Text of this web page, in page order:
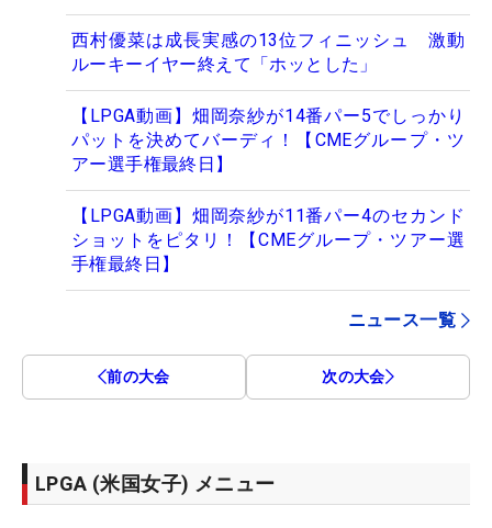
西村優菜は成長実感の13位フィニッシュ 激動
ルーキーイヤー終えて「ホッとした」
【LPGA動画】畑岡奈紗が14番パー5でしっかり
パットを決めてバーディ！【CMEグループ・ツ
アー選手権最終日】
【LPGA動画】畑岡奈紗が11番パー4のセカンド
ショットをピタリ！【CMEグループ・ツアー選
手権最終日】
ニュース一覧
前の大会 次の大会
LPGA (米国女子) メニュー